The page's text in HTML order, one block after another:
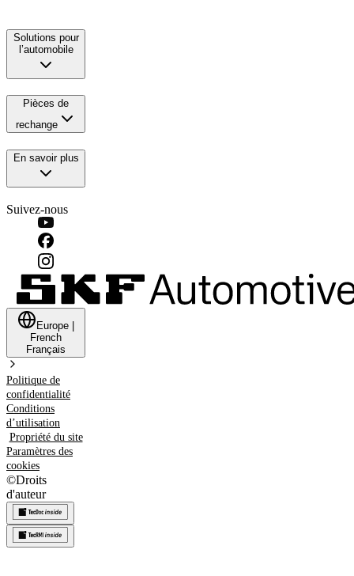
Solutions pour
l’automobile
Pièces de
rechange
En savoir plus
Suivez-nous
Europe
French
Français
Politique de
confidentialité
Conditions
d’utilisation
Propriété du site
Paramètres des
cookies
©Droits
d'auteur